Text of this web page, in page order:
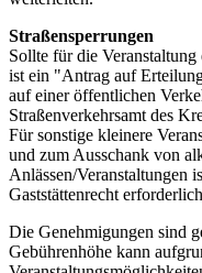
Straßensperrungen
Sollte für die
ist ein "Antrag auf
auf einer öffentlichen
Straßenverkehrsamt des
Für sonstige kleinere
und zum Ausschank von
Anlässen/Veranstaltungen
Gaststättenrecht
Die Genehmigungen sind
Gebührenhöhe kann